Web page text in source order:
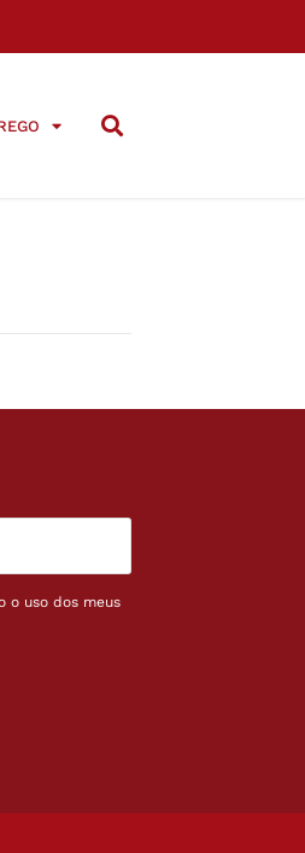
o uso dos meus